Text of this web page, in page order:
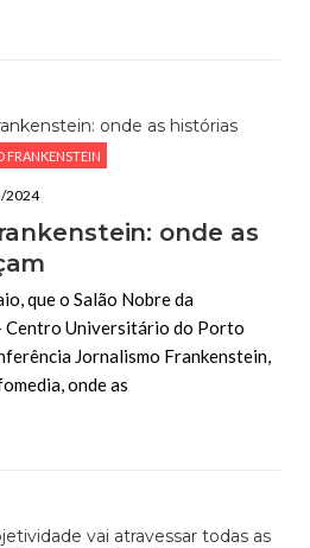
FRANKENSTEIN
2024
onde as
que o Salão Nobre da
Centro Universitário do Porto
Jornalismo Frankenstein,
onde as